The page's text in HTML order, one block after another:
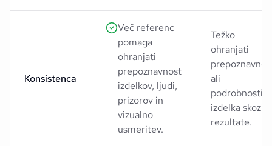
Konsistenca
Več referenc
pomaga
ohranjati
prepoznavnost
izdelkov, ljudi,
prizorov in
vizualno
usmeritev.
Težko
ohranjati
ali
podrobnosti
izdelka skozi
rezultate.